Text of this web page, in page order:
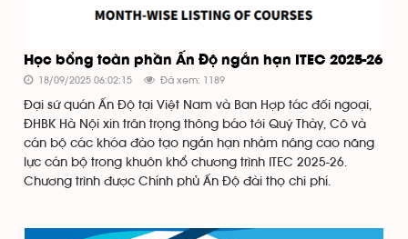
Học bổng toàn phần Ấn Độ ngắn hạn ITEC 2025-26
18/09/2025 06:02:15 Đã xem: 1189
Đại sứ quán Ấn Độ tại Việt Nam và Ban Hợp tác đối ngoại,
ĐHBK Hà Nội xin trân trọng thông báo tới Quý Thày, Cô và
cán bộ các khóa đào tạo ngắn hạn nhằm nâng cao năng
lực cán bộ trong khuôn khổ chương trình ITEC 2025-26.
Chương trình được Chính phủ Ấn Độ đài thọ chi phí.